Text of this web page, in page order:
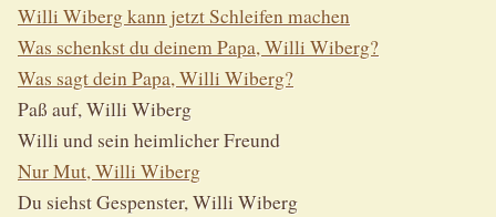
Willi Wiberg kann jetzt Schleifen machen
Was schenkst du deinem Papa, Willi Wiberg?
Was sagt dein Papa, Willi Wiberg?
Paß auf, Willi Wiberg
Willi und sein heimlicher Freund
Nur Mut, Willi Wiberg
Du siehst Gespenster, Willi Wiberg